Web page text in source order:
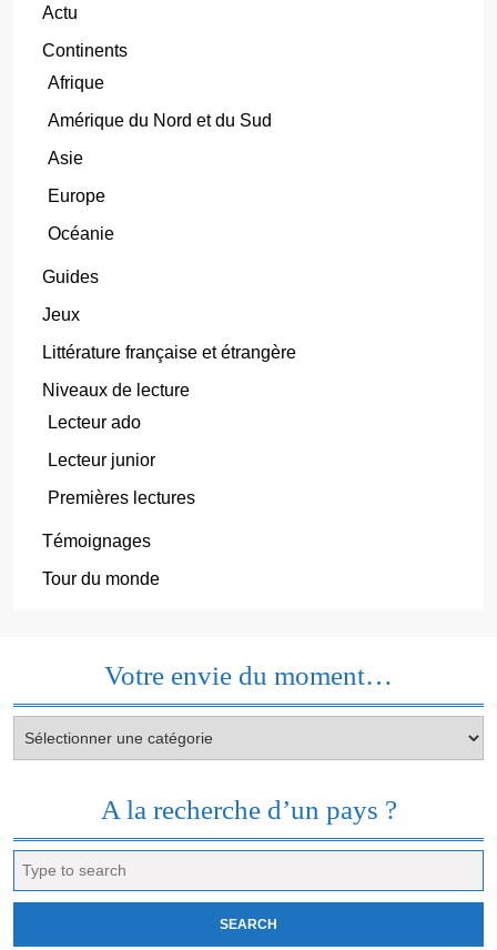
Actu
Continents
Afrique
Amérique du Nord et du Sud
Asie
Europe
Océanie
Guides
Jeux
Littérature française et étrangère
Niveaux de lecture
Lecteur ado
Lecteur junior
Premières lectures
Témoignages
Tour du monde
Votre envie du moment…
envie
A la recherche d’un pays ?
for: